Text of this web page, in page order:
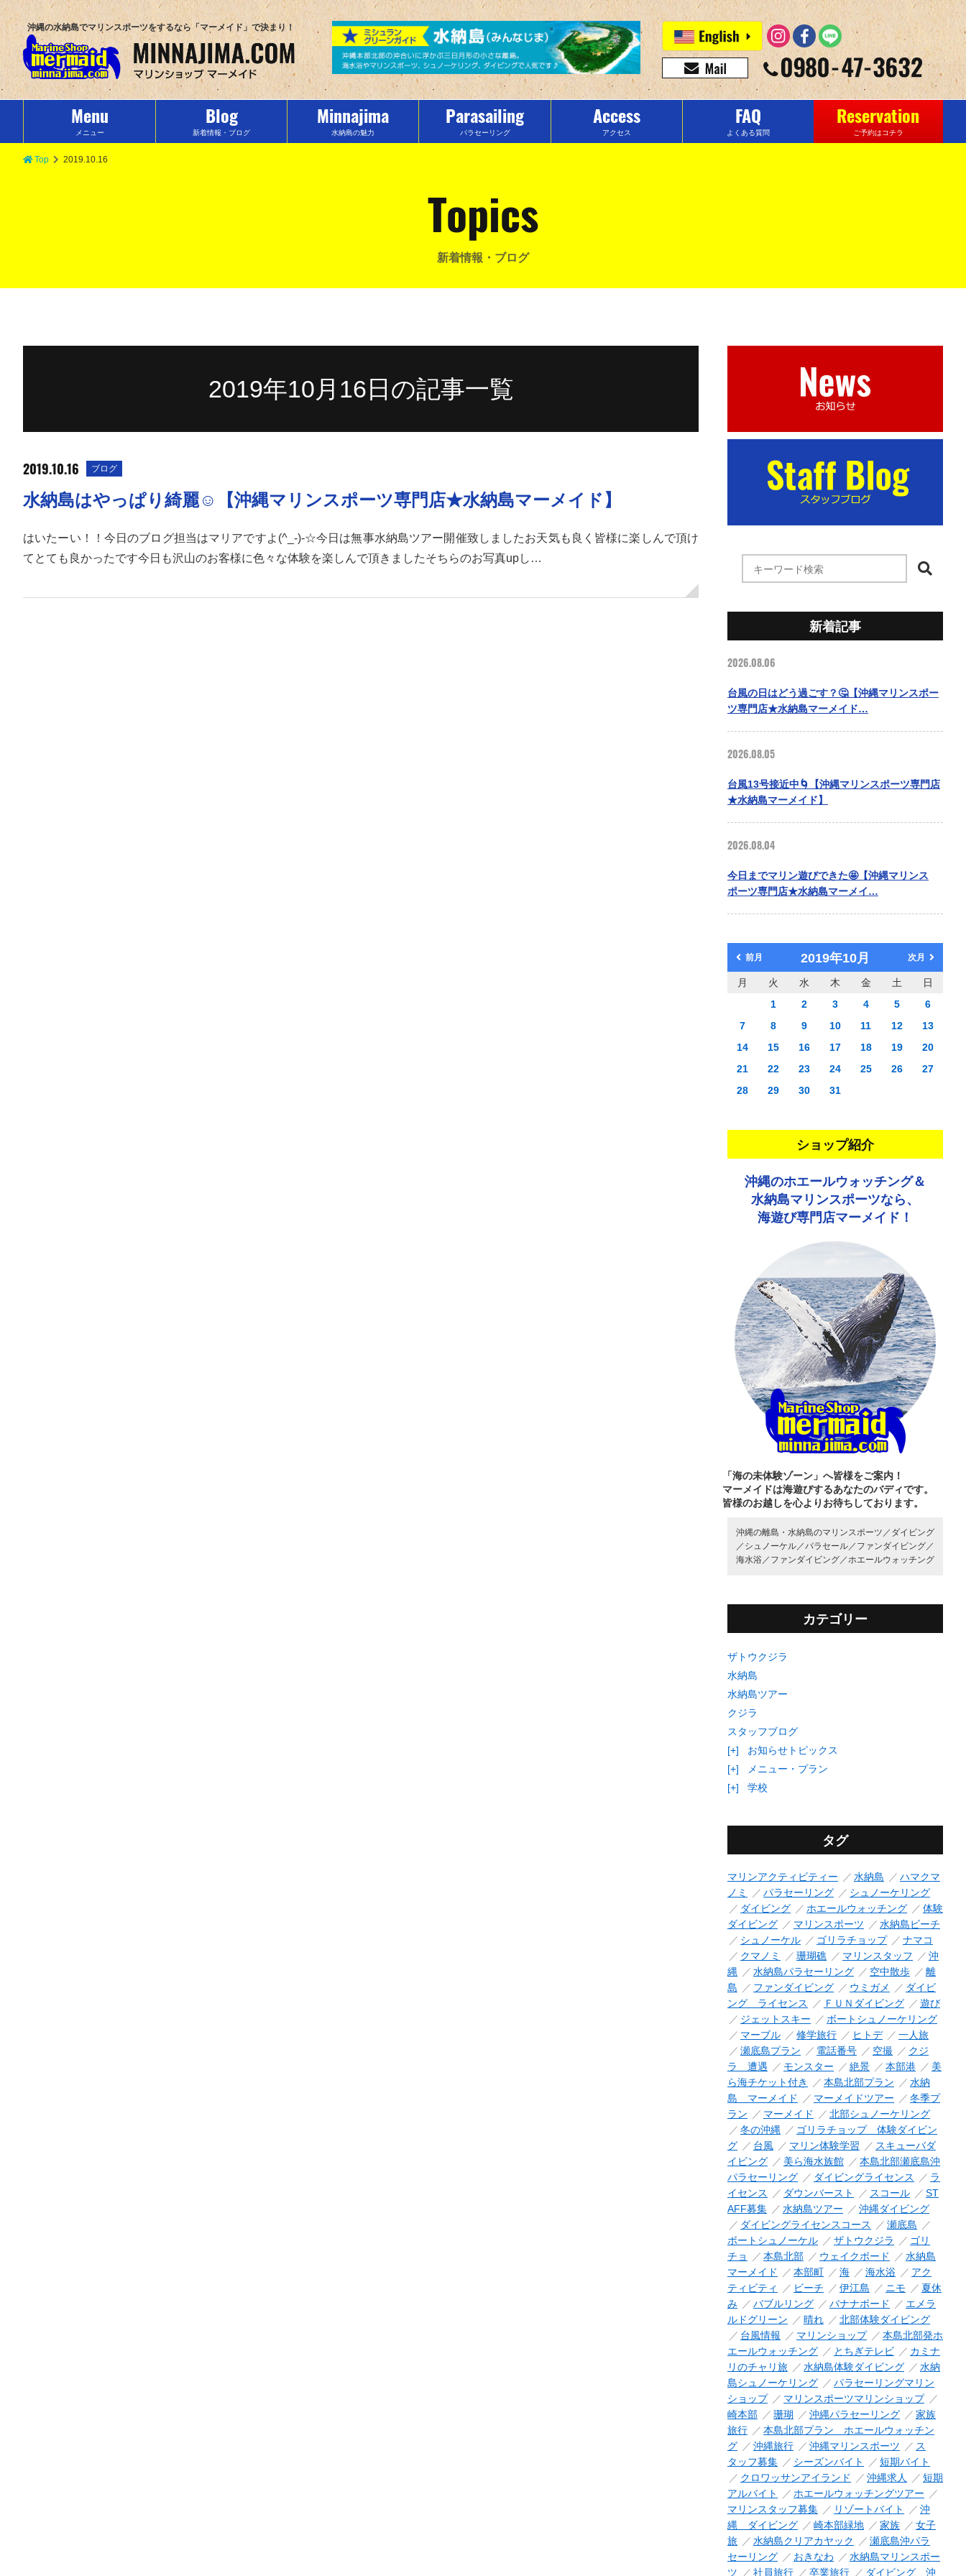
沖縄の水納島でマリンスポーツをするなら「マーメイド」で決まり！
Menu
メニュー
Blog
新着情報・ブログ
Minnajima
水納島の魅力
Parasailing
パラセーリング
Access
アクセス
FAQ
よくある質問
Reservation
ご予約はコチラ
Top 2019.10.16
Topics
新着情報・ブログ
2019年10月16日の記事一覧
2019.10.16 ブログ
水納島はやっぱり綺麗☺【沖縄マリンスポーツ専門店★水納島マーメイド】
はいたーい！！今日のブログ担当はマリアですよ(^_-)-☆今日は無事水納島ツアー開催致しましたお天気も良く皆様に楽しんで頂け
てとても良かったです今日も沢山のお客様に色々な体験を楽しんで頂きましたそちらのお写真upし…
新着記事
2026.08.06
台風の日はどう過ごす？🤔【沖縄マリンスポー
ツ専門店★水納島マーメイド…
2026.08.05
台風13号接近中🌀【沖縄マリンスポーツ専門店
★水納島マーメイド】
2026.08.04
今日までマリン遊びできた🤩【沖縄マリンス
ポーツ専門店★水納島マーメイ…
前月 2019年10月 次月
月 火 水 木 金 土
日
1
2 3 4 5
6
7
8 9 10 11 12
13
14
15 16 17 18 19
20
21
22 23 24 25 26
27
28
29 30 31
ショップ紹介
沖縄のホエールウォッチング＆
水納島マリンスポーツなら、
海遊び専門店マーメイド！
「海の未体験ゾーン」へ皆様をご案内！
マーメイドは海遊びするあなたのバディです。
皆様のお越しを心よりお待ちしております。
沖縄の離島・水納島のマリンスポーツ／ ダイビング
／ シュノーケル／ パラセール／ ファンダイビング／
海水浴／ ファンダイビング／ ホエールウォッチング
カテゴリー
ザトウクジラ
水納島
水納島ツアー
クジラ
スタッフブログ
[+]
お知らせトピックス
[+]
メニュー・プラン
[+]
学校
タグ
マリンアクティビティー 水納島
ハマクマ
ノミ
パラセーリング
シュノーケリング
ダイビング
ホエールウォッチング
体験
ダイビング
マリンスポーツ
水納島ビーチ
シュノーケル
ゴリラチョップ
ナマコ
クマノミ
珊瑚礁 マリンスタッフ
沖
縄
水納島パラセーリング 空中散歩
離
島
ファンダイビング ウミガメ
ダイビ
ング ライセンス
ＦＵＮダイビング
遊び
ジェットスキー
ボートシュノーケリング
マーブル
修学旅行 ヒトデ
一人旅
瀬底島プラン
電話番号 空撮
クジ
ラ 遭遇
モンスター 絶景 本部港
美
ら海チケット付き
本島北部プラン
水納
島 マーメイド
マーメイドツアー
冬季プ
ラン
マーメイド
北部シュノーケリング
冬の沖縄
ゴリラチョップ 体験ダイビン
グ
台風 マリン体験学習
スキューバダ
イビング
美ら海水族館
本島北部瀬底島沖
パラセーリング
ダイビングライセンス
ラ
イセンス
ダウンバースト スコール
ST
AFF募集
水納島ツアー
沖縄ダイビング
ダイビングライセンスコース
瀬底島
ボートシュノーケル
ザトウクジラ
ゴリ
チョ
本島北部 ウェイクボード
水納島
マーメイド
本部町 海 海水浴
アク
ティビティ
ビーチ 伊江島 ニモ
夏休
み
バブルリング バナナボード
エメラ
ルドグリーン
晴れ
北部体験ダイビング
台風情報
マリンショップ
本島北部発ホ
エールウォッチング
とちぎテレビ
カミナ
リのチャリ旅
水納島体験ダイビング
水納
島シュノーケリング
パラセーリングマリン
ショップ
マリンスポーツマリンショップ
崎本部
珊瑚 沖縄パラセーリング
家族
旅行
本島北部プラン ホエールウォッチン
グ
沖縄旅行 沖縄マリンスポーツ
ス
タッフ募集
シーズンバイト
短期バイト
クロワッサンアイランド
沖縄求人
短期
アルバイト
ホエールウォッチングツアー
マリンスタッフ募集
リゾートバイト
沖
縄 ダイビング
崎本部緑地 家族
女子
旅
水納島クリアカヤック
瀬底島沖パラ
セーリング
おきなわ
水納島マリンスポー
ツ
社員旅行 卒業旅行 ダイビング 沖